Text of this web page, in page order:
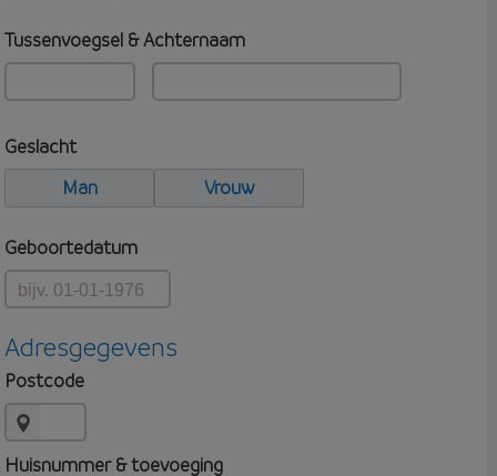
Tussenvoegsel & Achternaam
Geslacht
Man
Vrouw
Geboortedatum
Adresgegevens
Postcode
Huisnummer & toevoeging